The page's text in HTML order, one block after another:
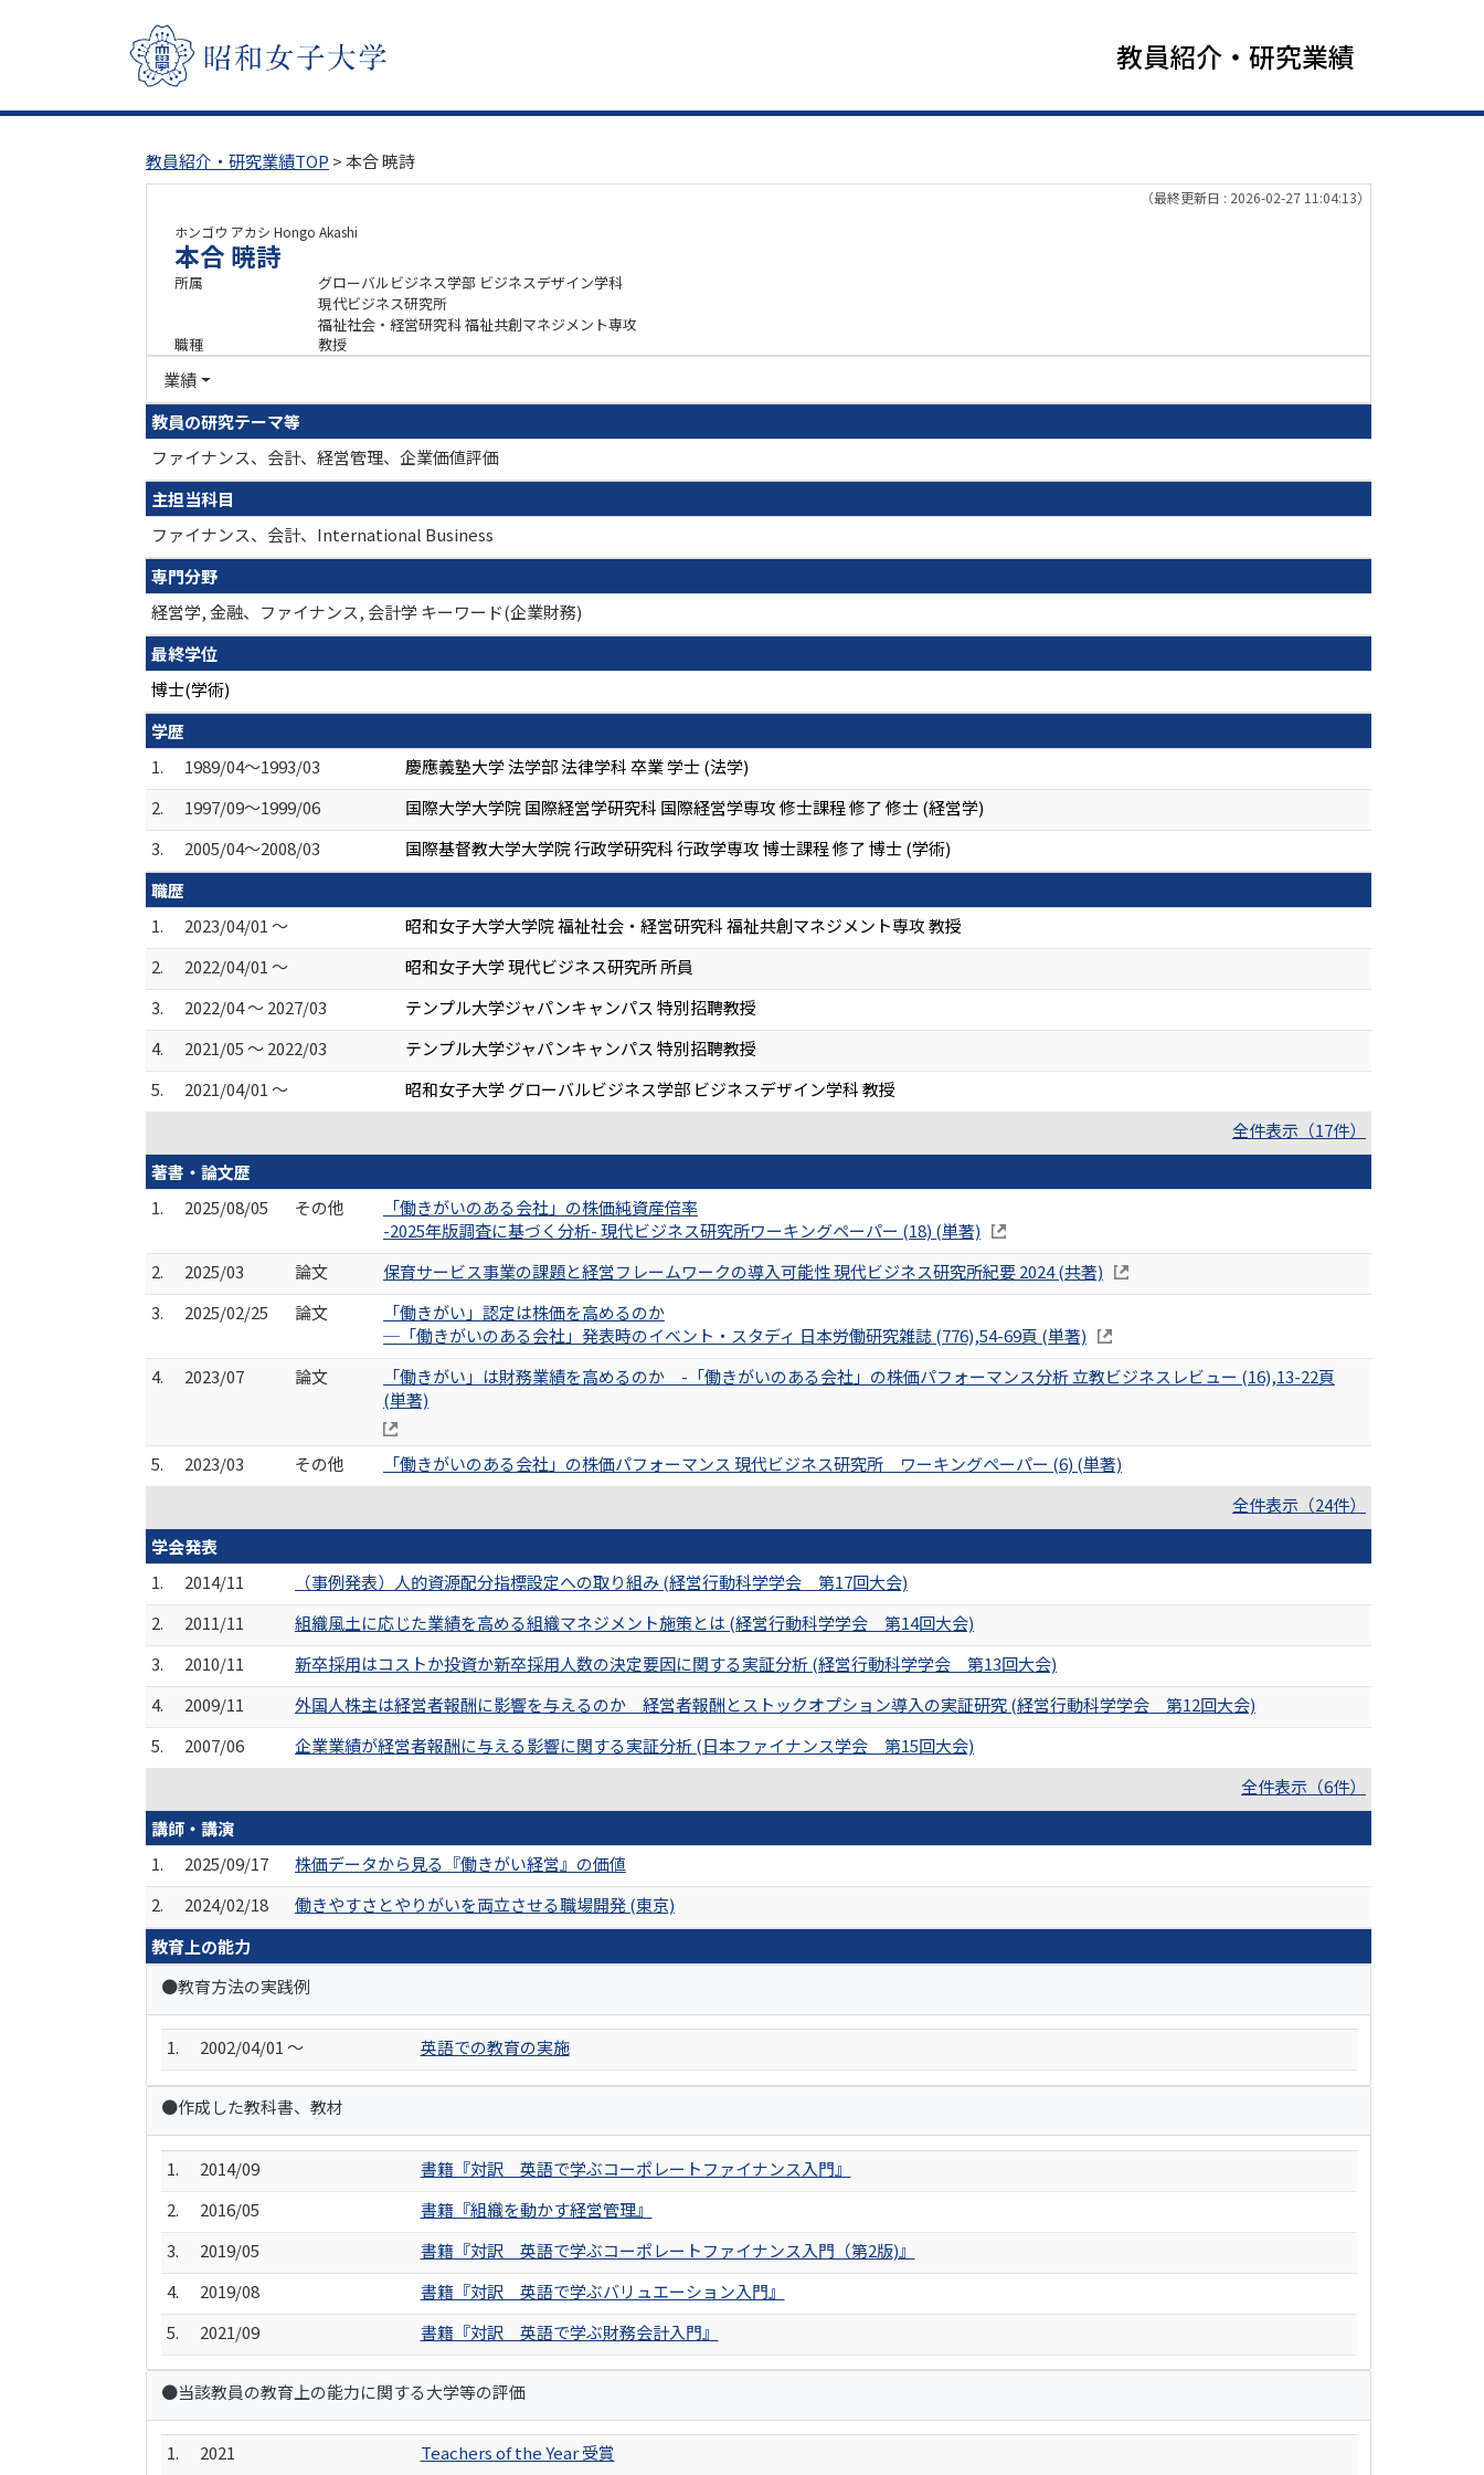
教員紹介・研究業績
教員紹介・研究業績TOP > 本合 暁詩
（最終更新日 : 2026-02-27 11:04:13）
ホンゴウ アカシ Hongo Akashi
本合 暁詩
所属
グローバルビジネス学部 ビジネスデザイン学科
現代ビジネス研究所
福祉社会・経営研究科 福祉共創マネジメント専攻
職種
教授
業績
教員の研究テーマ等
ファイナンス、会計、経営管理、企業価値評価
主担当科目
ファイナンス、会計、International Business
専門分野
経営学, 金融、ファイナンス, 会計学 キーワード(企業財務)
最終学位
博士(学術)
学歴
1.
1989/04～1993/03
慶應義塾大学 法学部 法律学科 卒業 学士 (法学)
2.
1997/09～1999/06
国際大学大学院 国際経営学研究科 国際経営学専攻 修士課程 修了 修士 (経営学)
3.
2005/04～2008/03
国際基督教大学大学院 行政学研究科 行政学専攻 博士課程 修了 博士 (学術)
職歴
1.
2023/04/01 ～
昭和女子大学大学院 福祉社会・経営研究科 福祉共創マネジメント専攻 教授
2.
2022/04/01 ～
昭和女子大学 現代ビジネス研究所 所員
3.
2022/04 ～ 2027/03
テンプル大学ジャパンキャンパス 特別招聘教授
4.
2021/05 ～ 2022/03
テンプル大学ジャパンキャンパス 特別招聘教授
5.
2021/04/01 ～
昭和女子大学 グローバルビジネス学部 ビジネスデザイン学科 教授
全件表示（17件）
著書・論文歴
1.
2025/08/05 その他
「働きがいのある会社」の株価純資産倍率
-2025年版調査に基づく分析- 現代ビジネス研究所ワーキングペーパー (18) (単著)
2.
2025/03 論文
保育サービス事業の課題と経営フレームワークの導入可能性 現代ビジネス研究所紀要 2024 (共著)
3.
2025/02/25 論文
「働きがい」認定は株価を高めるのか
─「働きがいのある会社」発表時のイベント・スタディ 日本労働研究雑誌 (776),54-69頁 (単著)
4.
2023/07 論文
「働きがい」は財務業績を高めるのか -「働きがいのある会社」の株価パフォーマンス分析 立教ビジネスレビュー (16),13-22頁
(単著)
5. 2023/03 その他
「働きがいのある会社」の株価パフォーマンス 現代ビジネス研究所 ワーキングペーパー (6) (単著)
全件表示（24件）
学会発表
1.
2014/11
（事例発表）人的資源配分指標設定への取り組み (経営行動科学学会 第17回大会)
2.
2011/11
組織風土に応じた業績を高める組織マネジメント施策とは (経営行動科学学会 第14回大会)
3.
2010/11
新卒採用はコストか投資か新卒採用人数の決定要因に関する実証分析 (経営行動科学学会 第13回大会)
4.
2009/11
外国人株主は経営者報酬に影響を与えるのか 経営者報酬とストックオプション導入の実証研究 (経営行動科学学会 第12回大会)
5.
2007/06
企業業績が経営者報酬に与える影響に関する実証分析 (日本ファイナンス学会 第15回大会)
全件表示（6件）
講師・講演
1.
2025/09/17
株価データから見る『働きがい経営』の価値
2.
2024/02/18
働きやすさとやりがいを両立させる職場開発 (東京)
教育上の能力
●教育方法の実践例
1. 2002/04/01 ～ 英語での教育の実施
●作成した教科書、教材
1. 2014/09
書籍『対訳 英語で学ぶコーポレートファイナンス入門』
2.
2016/05
書籍『組織を動かす経営管理』
3.
2019/05
書籍『対訳 英語で学ぶコーポレートファイナンス入門（第2版)』
4.
2019/08
書籍『対訳 英語で学ぶバリュエーション入門』
5.
2021/09 書籍『対訳 英語で学ぶ財務会計入門』
●当該教員の教育上の能力に関する大学等の評価
1. 2021 Teachers of the Year 受賞